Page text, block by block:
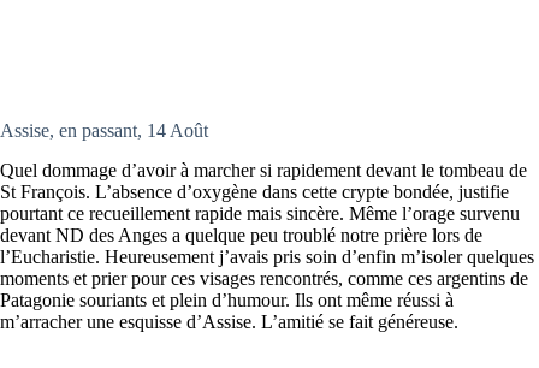
Assise, en passant, 14 Août
Quel dommage d’avoir à marcher si rapidement devant le tombeau de
St François. L’absence d’oxygène dans cette crypte bondée, justifie
pourtant ce recueillement rapide mais sincère. Même l’orage survenu
devant ND des Anges a quelque peu troublé notre prière lors de
l’Eucharistie. Heureusement j’avais pris soin d’enfin m’isoler quelques
moments et prier pour ces visages rencontrés, comme ces argentins de
Patagonie souriants et plein d’humour. Ils ont même réussi à
m’arracher une esquisse d’Assise. L’amitié se fait généreuse.